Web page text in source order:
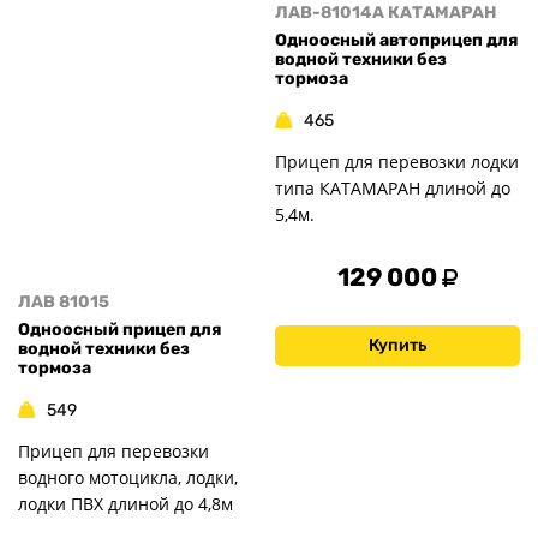
ЛАВ 81015
Одноосный прицеп для
водной техники без
тормоза
549
Прицеп для перевозки
водного мотоцикла, лодки,
лодки ПВХ длиной до 4,8м
ЛАВ-81014A КАТАМАРАН
Одноосный автоприцеп для
водной техники без
тормоза
465
Прицеп для перевозки лодки
типа КАТАМАРАН длиной до
5,4м.
129 000
Купить